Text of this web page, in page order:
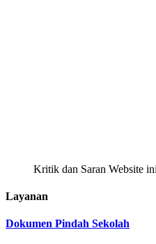
Kritik dan Saran Website ini
Layanan
Dokumen Pindah Sekolah